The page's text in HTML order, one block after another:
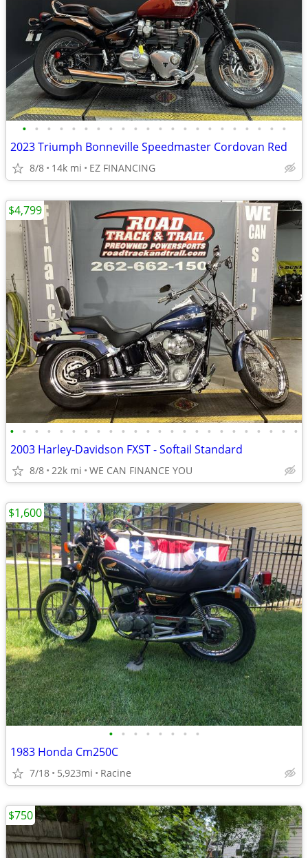
• • • • • • • • • • • • • • • • • • • • • •
2023 Triumph Bonneville Speedmaster Cordovan Red
8/8 14k mi EZ FINANCING
• • • • • • • • • • • • • • • • • • • • • • • •
2003 Harley-Davidson FXST - Softail Standard
8/8 22k mi WE CAN FINANCE YOU
$4,799
• • • • • • • •
1983 Honda Cm250C
7/18 5,923mi Racine
$1,600
$750